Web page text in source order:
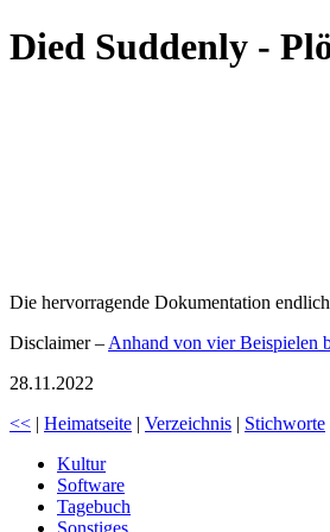
Died Suddenly -
Die hervorragende Dokumentation
Disclaimer – Anhand von vier Beispielen
28.11.2022
<< | Heimatseite | Verzeichnis | Stichworte
Kultur
Software
Tagebuch
Sonstiges